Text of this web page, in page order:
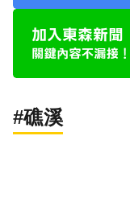
#礁溪